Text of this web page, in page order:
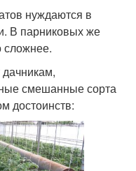
нуждаются в
В парниковых же
сложнее.
дачникам,
смешанные сорта
достоинств: